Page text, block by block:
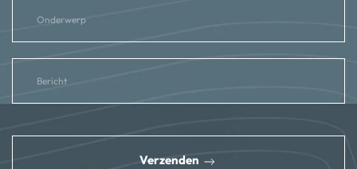
Verzenden